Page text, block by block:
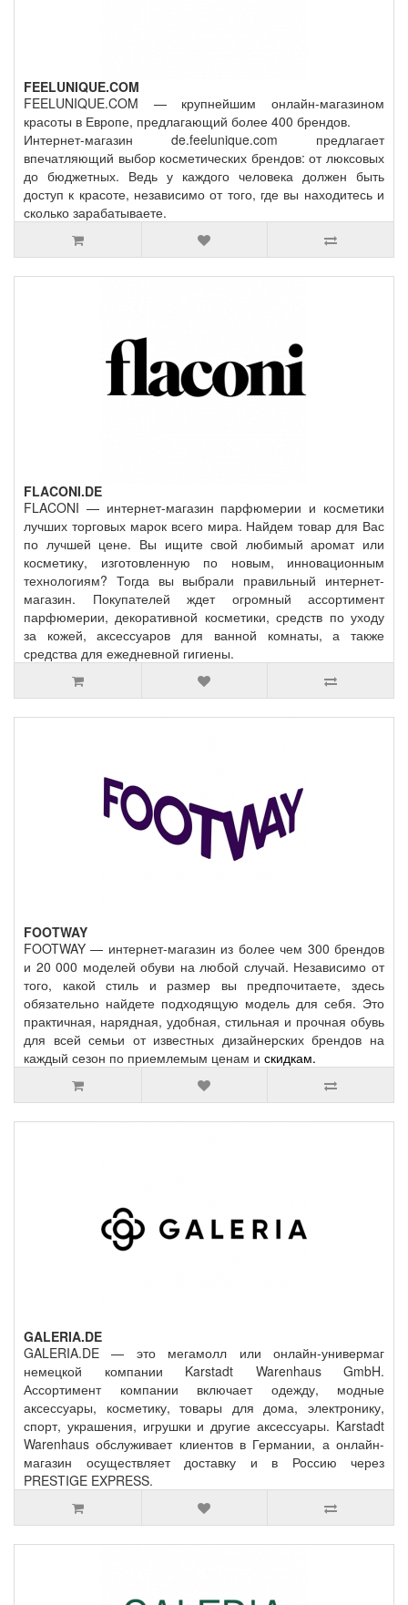
FEELUNIQUE.COM
FEELUNIQUE.COM — крупнейшим онлайн-магазином
красоты в Европе, предлагающий более 400 брендов.
Интернет-магазин de.feelunique.com предлагает
впечатляющий выбор косметических брендов: от люксовых
до бюджетных. Ведь у каждого человека должен быть
доступ к красоте, независимо от того, где вы находитесь и
сколько зарабатываете.
FLACONI.DE
FLACONI — интернет-магазин парфюмерии и косметики
лучших торговых марок всего мира. Найдем товар для Вас
по лучшей цене. Вы ищите свой любимый аромат или
косметику, изготовленную по новым, инновационным
технологиям? Тогда вы выбрали правильный интернет-
магазин. Покупателей ждет огромный ассортимент
парфюмерии, декоративной косметики, средств по уходу
за кожей, аксессуаров для ванной комнаты, а также
средства для ежедневной гигиены.
FOOTWAY
FOOTWAY — интернет-магазин из более чем 300 брендов
и 20 000 моделей обуви на любой случай. Независимо от
того, какой стиль и размер вы предпочитаете, здесь
обязательно найдете подходящую модель для себя. Это
практичная, нарядная, удобная, стильная и прочная обувь
для всей семьи от известных дизайнерских брендов на
каждый сезон по приемлемым ценам и скидкам.
GALERIA.DE
GALERIA.DE — это мегамолл или онлайн-универмаг
немецкой компании Karstadt Warenhaus GmbH.
Ассортимент компании включает одежду, модные
аксессуары, косметику, товары для дома, электронику,
спорт, украшения, игрушки и другие аксессуары. Karstadt
Warenhaus обслуживает клиентов в Германии, а онлайн-
магазин осуществляет доставку и в Россию через
PRESTIGE EXPRESS.